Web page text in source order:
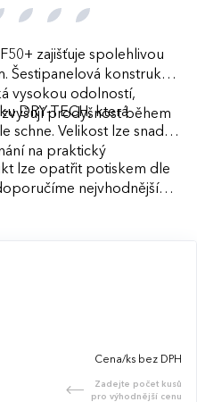
zajišťuje spolehlivou
Šestipanelová konstrukce
vysokou odolností,
prodyšnost během
DRY-TECH, která
schne. Velikost lze snadno
na praktický
lze opatřit potiskem dle
nejvhodnější
design i váš rozpočet.
Cena/ks bez DPH
Zadejte počet kusů
pro výhodnější cenu